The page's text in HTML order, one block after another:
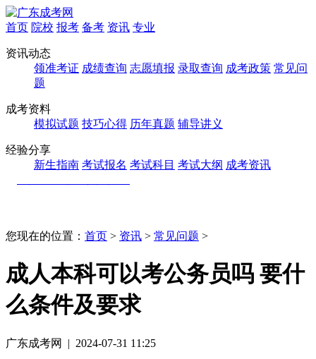
首页 院校 报考 备考 资讯 专业
资讯动态
领准考证 成绩查询 志愿填报 录取查询 成考政策 常见问
题
成考资料
模拟试题 技巧心得 历年真题 辅导讲义
经验分享
新生指南 考试报名 考试科目 考试大纲 成考资讯
您现在的位置： 首页 > 资讯 > 常见问题 >
成人本科可以考公务员吗 要什
么条件及要求
广东成考网 | 2024-07-31 11:25